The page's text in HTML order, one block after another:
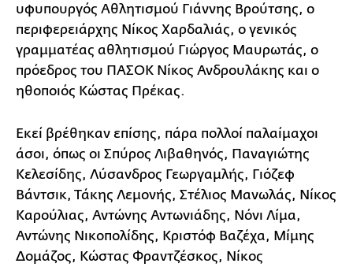
υφυπουργός Αθλητισμού Γιάννης Βρούτσης, ο
περιφερειάρχης Νίκος Χαρδαλιάς, ο γενικός
γραμματέας αθλητισμού Γιώργος Μαυρωτάς, ο
πρόεδρος του ΠΑΣΟΚ Νίκος Ανδρουλάκης και ο
ηθοποιός Κώστας Πρέκας.
Εκεί βρέθηκαν επίσης, πάρα πολλοί παλαίμαχοι
άσοι, όπως οι Σπύρος Λιβαθηνός, Παναγιώτης
Κελεσίδης, Λύσανδρος Γεωργαμλής, Γιόζεφ
Βάντσικ, Τάκης Λεμονής, Στέλιος Μανωλάς, Νίκος
Καρούλιας, Αντώνης Αντωνιάδης, Νόνι Λίμα,
Αντώνης Νικοπολίδης, Κριστόφ Βαζέχα, Μίμης
Δομάζος, Κώστας Φραντζέσκος, Νίκος